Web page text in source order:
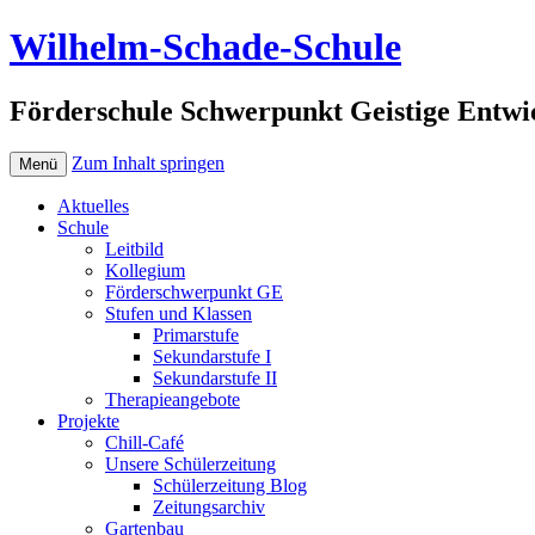
Wilhelm-Schade-Schule
Förderschule Schwerpunkt Geistige
Menü Zum Inhalt springen
Aktuelles
Schule
Leitbild
Kollegium
Förderschwerpunkt GE
Stufen und Klassen
Primarstufe
Sekundarstufe I
Sekundarstufe II
Therapieangebote
Projekte
Chill-Café
Unsere Schülerzeitung
Schülerzeitung Blog
Zeitungsarchiv
Gartenbau